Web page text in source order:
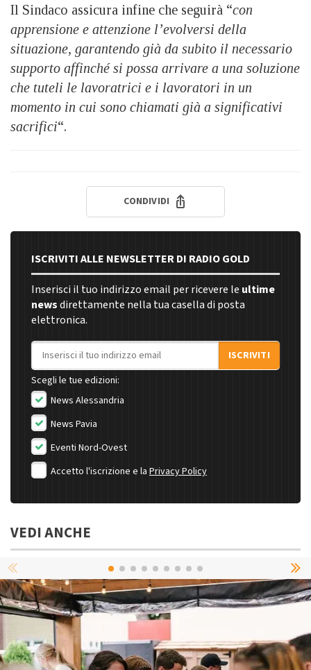
Il Sindaco assicura infine che seguirà “con
apprensione e attenzione l’evolversi della
situazione, garantendo già da subito il necessario
supporto affinché si possa arrivare a una soluzione
che tuteli le lavoratrici e i lavoratori in un
momento in cui sono chiamati già a significativi
sacrifici“.
CONDIVIDI
ISCRIVITI ALLE NEWSLETTER DI RADIO GOLD
Inserisci il tuo indirizzo email per ricevere le ultime
newsdirettamente nella tua casella di posta
elettronica.
Indirizzo email
ISCRIVITI
Scegli le tue edizioni:
News Alessandria
News Pavia
Eventi Nord-Ovest
Accetto l'iscrizione e la Privacy Policy
VEDI ANCHE